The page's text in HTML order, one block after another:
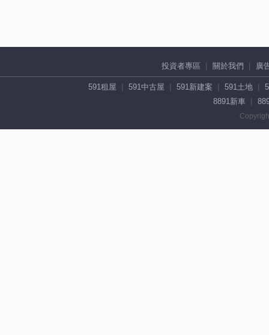
投資者專區 關於我們 廣
591租屋 591中古屋 591新建案 591土地
8891新車